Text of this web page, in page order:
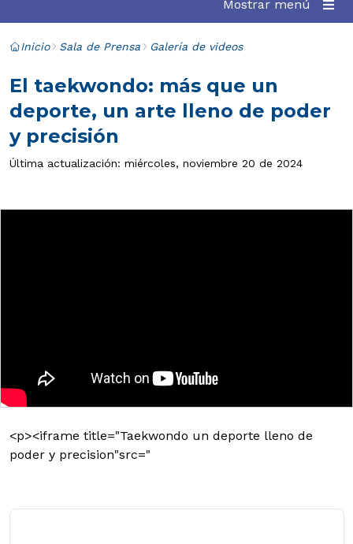
Mostrar menú
Inicio Sala de Prensa Galería de videos
El taekwondo: más que un
deporte, un arte lleno de poder
y precisión
Última actualización: miércoles, noviembre 20 de 2024
<p><iframe title="Taekwondo un deporte lleno de
poder y precision"src="